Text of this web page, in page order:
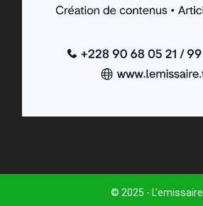
© 2025 - L'emissaire .